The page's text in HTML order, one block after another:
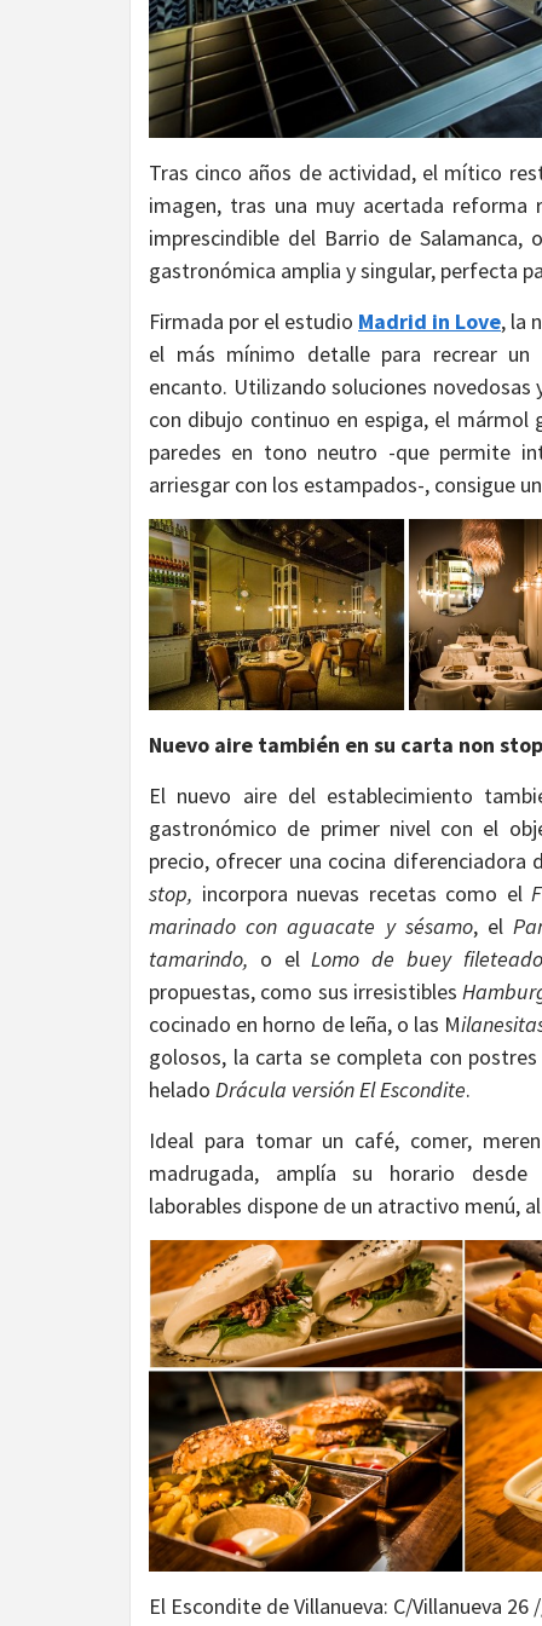
Tras cinco años de actividad, el mítico
imagen, tras una muy acertada reforma
imprescindible del Barrio de
gastronómica amplia y singular, perfecta
Firmada por el estudio Madrid in Love, la
el más mínimo detalle para recrear un
encanto. Utilizando soluciones
con dibujo continuo en espiga, el
paredes en tono neutro -que permite
arriesgar con los estampados-, consigue
Nuevo aire también en su carta non stop
El nuevo aire del establecimiento
gastronómico de primer nivel con el
precio, ofrecer una cocina
stop, incorpora nuevas recetas como el
marinado con aguacate y sésamo, el
tamarindo, o elLomo de buey
propuestas, como sus irresistibles
cocinado en horno de leña, o las M
golosos, la carta se completa con
helado Drácula versión El Escondite.
Ideal para tomar un café, comer,
madrugada, amplía su horario
laborables dispone de un atractivo menú,
El Escondite de Villanueva: C/Villanueva